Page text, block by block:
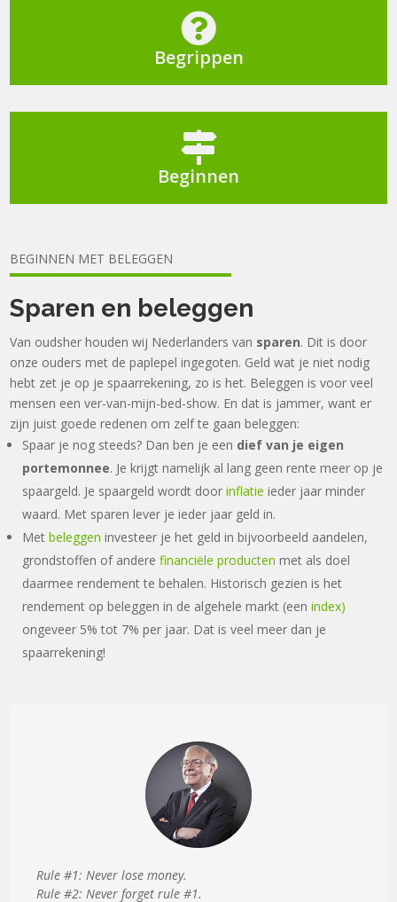

Begrippen

Beginnen
BEGINNEN MET BELEGGEN
Sparen en beleggen
Van oudsher houden wij Nederlanders van sparen. Dit is door
onze ouders met de paplepel ingegoten. Geld wat je niet nodig
hebt zet je op je spaarrekening, zo is het. Beleggen is voor veel
mensen een ver-van-mijn-bed-show. En dat is jammer, want er
zijn juist goede redenen om zelf te gaan beleggen:
Spaar je nog steeds? Dan ben je een dief van je eigen
portemonnee. Je krijgt namelijk al lang geen rente meer op je
spaargeld. Je spaargeld wordt doorinflatie ieder jaar minder
waard. Met sparen lever je ieder jaar geld in.
Metbeleggen investeer je het geld in bijvoorbeeld aandelen,
grondstoffen of anderefinanciële producten met als doel
daarmee rendement te behalen. Historisch gezien is het
rendement op beleggen in de algehele markt (een index)
ongeveer 5% tot 7% per jaar. Dat is veel meer dan je
spaarrekening!
Rule #1: Never lose money.
Rule #2: Never forget rule #1.